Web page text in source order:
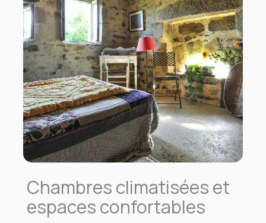
Chambres climatisées et
espaces confortables